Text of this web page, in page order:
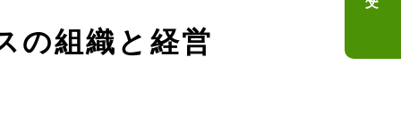
の組織と経営